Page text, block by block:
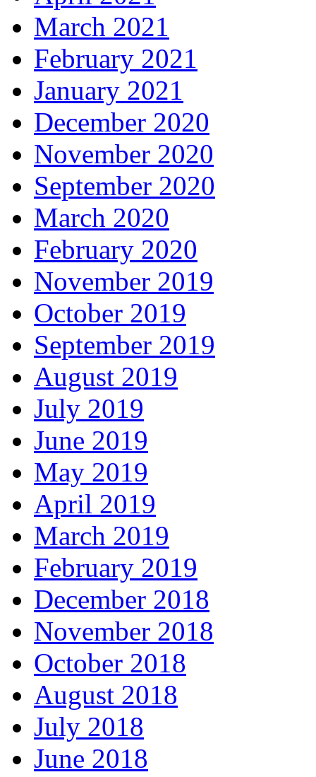
March 2021
February 2021
January 2021
December 2020
November 2020
September 2020
March 2020
February 2020
November 2019
October 2019
September 2019
August 2019
July 2019
June 2019
May 2019
April 2019
March 2019
February 2019
December 2018
November 2018
October 2018
August 2018
July 2018
June 2018